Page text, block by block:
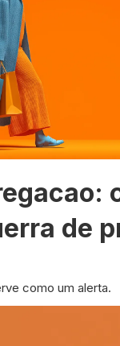
de
como um alerta.